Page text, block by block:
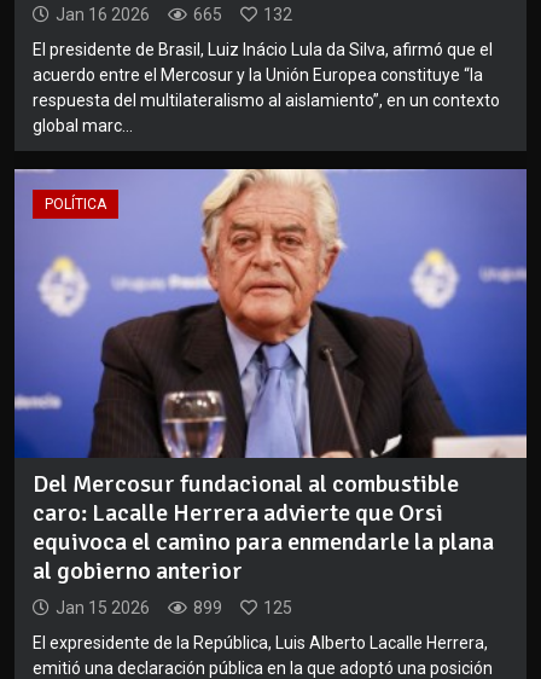
Jan 16 2026 665
132
El presidente de Brasil, Luiz Inácio Lula da Silva, afirmó que el
acuerdo entre el Mercosur y la Unión Europea constituye “la
respuesta del multilateralismo al aislamiento”, en un contexto
global marc...
POLÍTICA
Del Mercosur fundacional al combustible
caro: Lacalle Herrera advierte que Orsi
equivoca el camino para enmendarle la plana
al gobierno anterior
Jan 15 2026 899
125
El expresidente de la República, Luis Alberto Lacalle Herrera,
emitió una declaración pública en la que adoptó una posición